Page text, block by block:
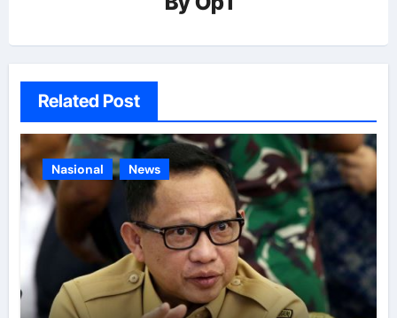
Related Post
Nasional News